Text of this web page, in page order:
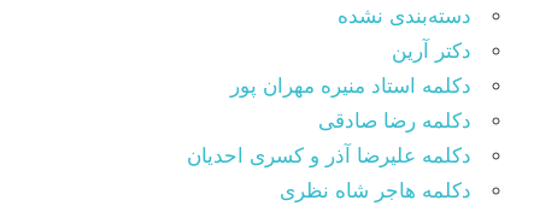
دسته‌بندی نشده
دکتر آرین
دکلمه استاد منیره مهران پور
دکلمه رضا صادقی
دکلمه علیرضا آذر و کسری احدیان
دکلمه هاجر شاه نظری